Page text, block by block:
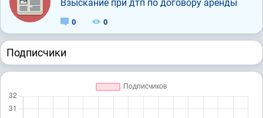
Взыскание при дтп по договору аренды
0 0
Подписчики